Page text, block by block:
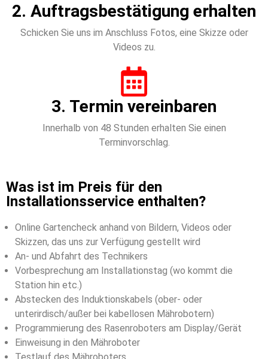
2. Auftragsbestätigung erhalten
Schicken Sie uns im Anschluss Fotos, eine Skizze oder
Videos zu.
3. Termin vereinbaren
Innerhalb von 48 Stunden erhalten Sie einen
Terminvorschlag.
Was ist im Preis für den
Installationsservice enthalten?
Online Gartencheck anhand von Bildern, Videos oder
Skizzen, das uns zur Verfügung gestellt wird
An- und Abfahrt des Technikers
Vorbesprechung am Installationstag (wo kommt die
Station hin etc.)
Abstecken des Induktionskabels (ober- oder
unterirdisch/außer bei kabellosen Mährobotern)
Programmierung des Rasenroboters am Display/Gerät
Einweisung in den Mähroboter
Testlauf des Mähroboters